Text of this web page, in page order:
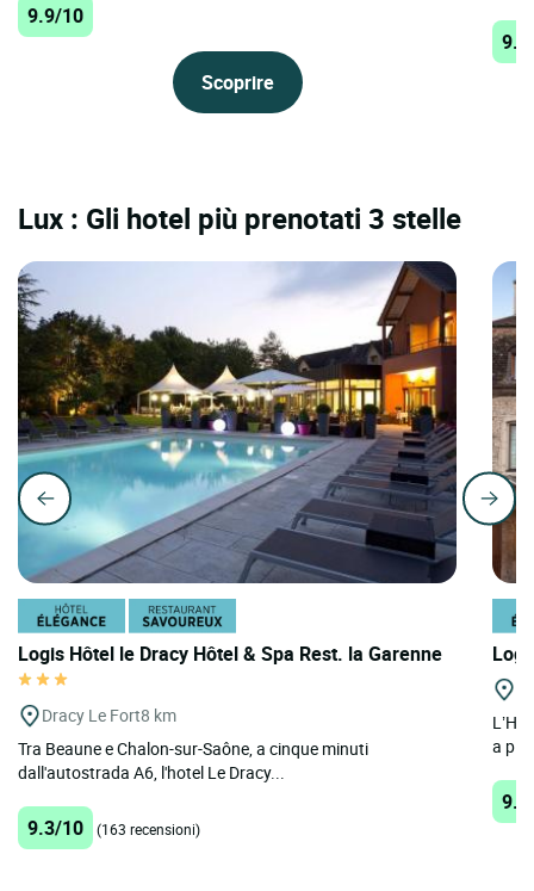
9.9/10
Scoprire
Lux : Gli hotel più prenotati 3 stelle
Logis Hôtel le Dracy Hôtel & Spa Rest. la Garenne
Dracy Le Fort8 km
Tra Beaune e Chalon-sur-Saône, a cinque minuti
dall'autostrada A6, l'hotel Le Dracy...
9.3/10 (163 recensioni)
a